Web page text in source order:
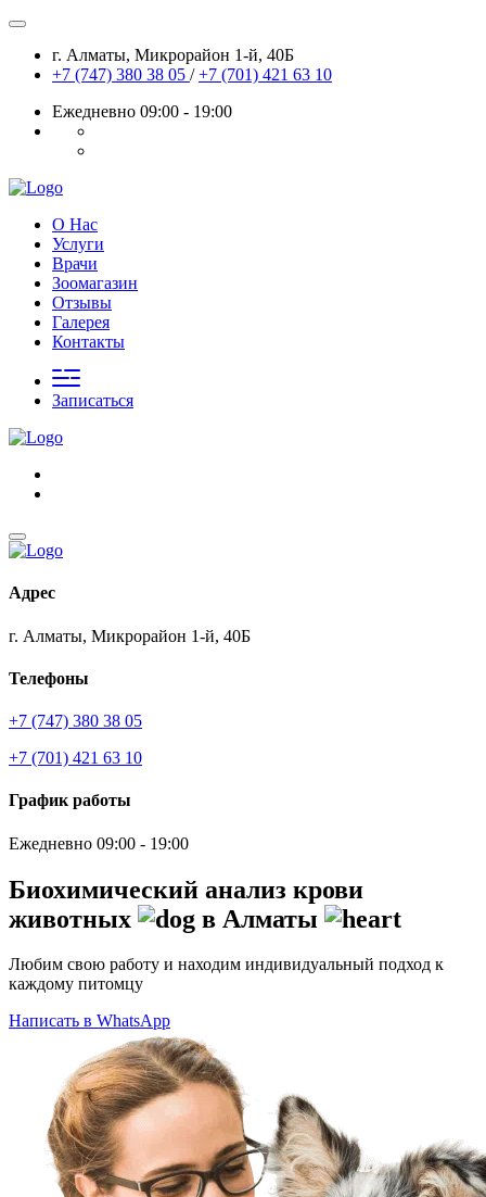
г. Алматы, Микрорайон 1-й, 40Б
+7 (747) 380 38 05 /+7 (701) 421 63 10
Ежедневно 09:00 - 19:00
О Нас
Услуги
Врачи
Зоомагазин
Отзывы
Галерея
Контакты
Записаться
Адрес
г. Алматы, Микрорайон 1-й, 40Б
Телефоны
+7 (747) 380 38 05
+7 (701) 421 63 10
График работы
Ежедневно 09:00 - 19:00
Биохимический анализ крови
животных
в Алматы
Любим свою работу и находим индивидуальный подход к
каждому питомцу
Написать в WhatsApp